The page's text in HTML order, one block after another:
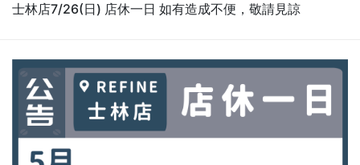
士林店7/26(日) 店休一日 如有造成不便，敬請見諒